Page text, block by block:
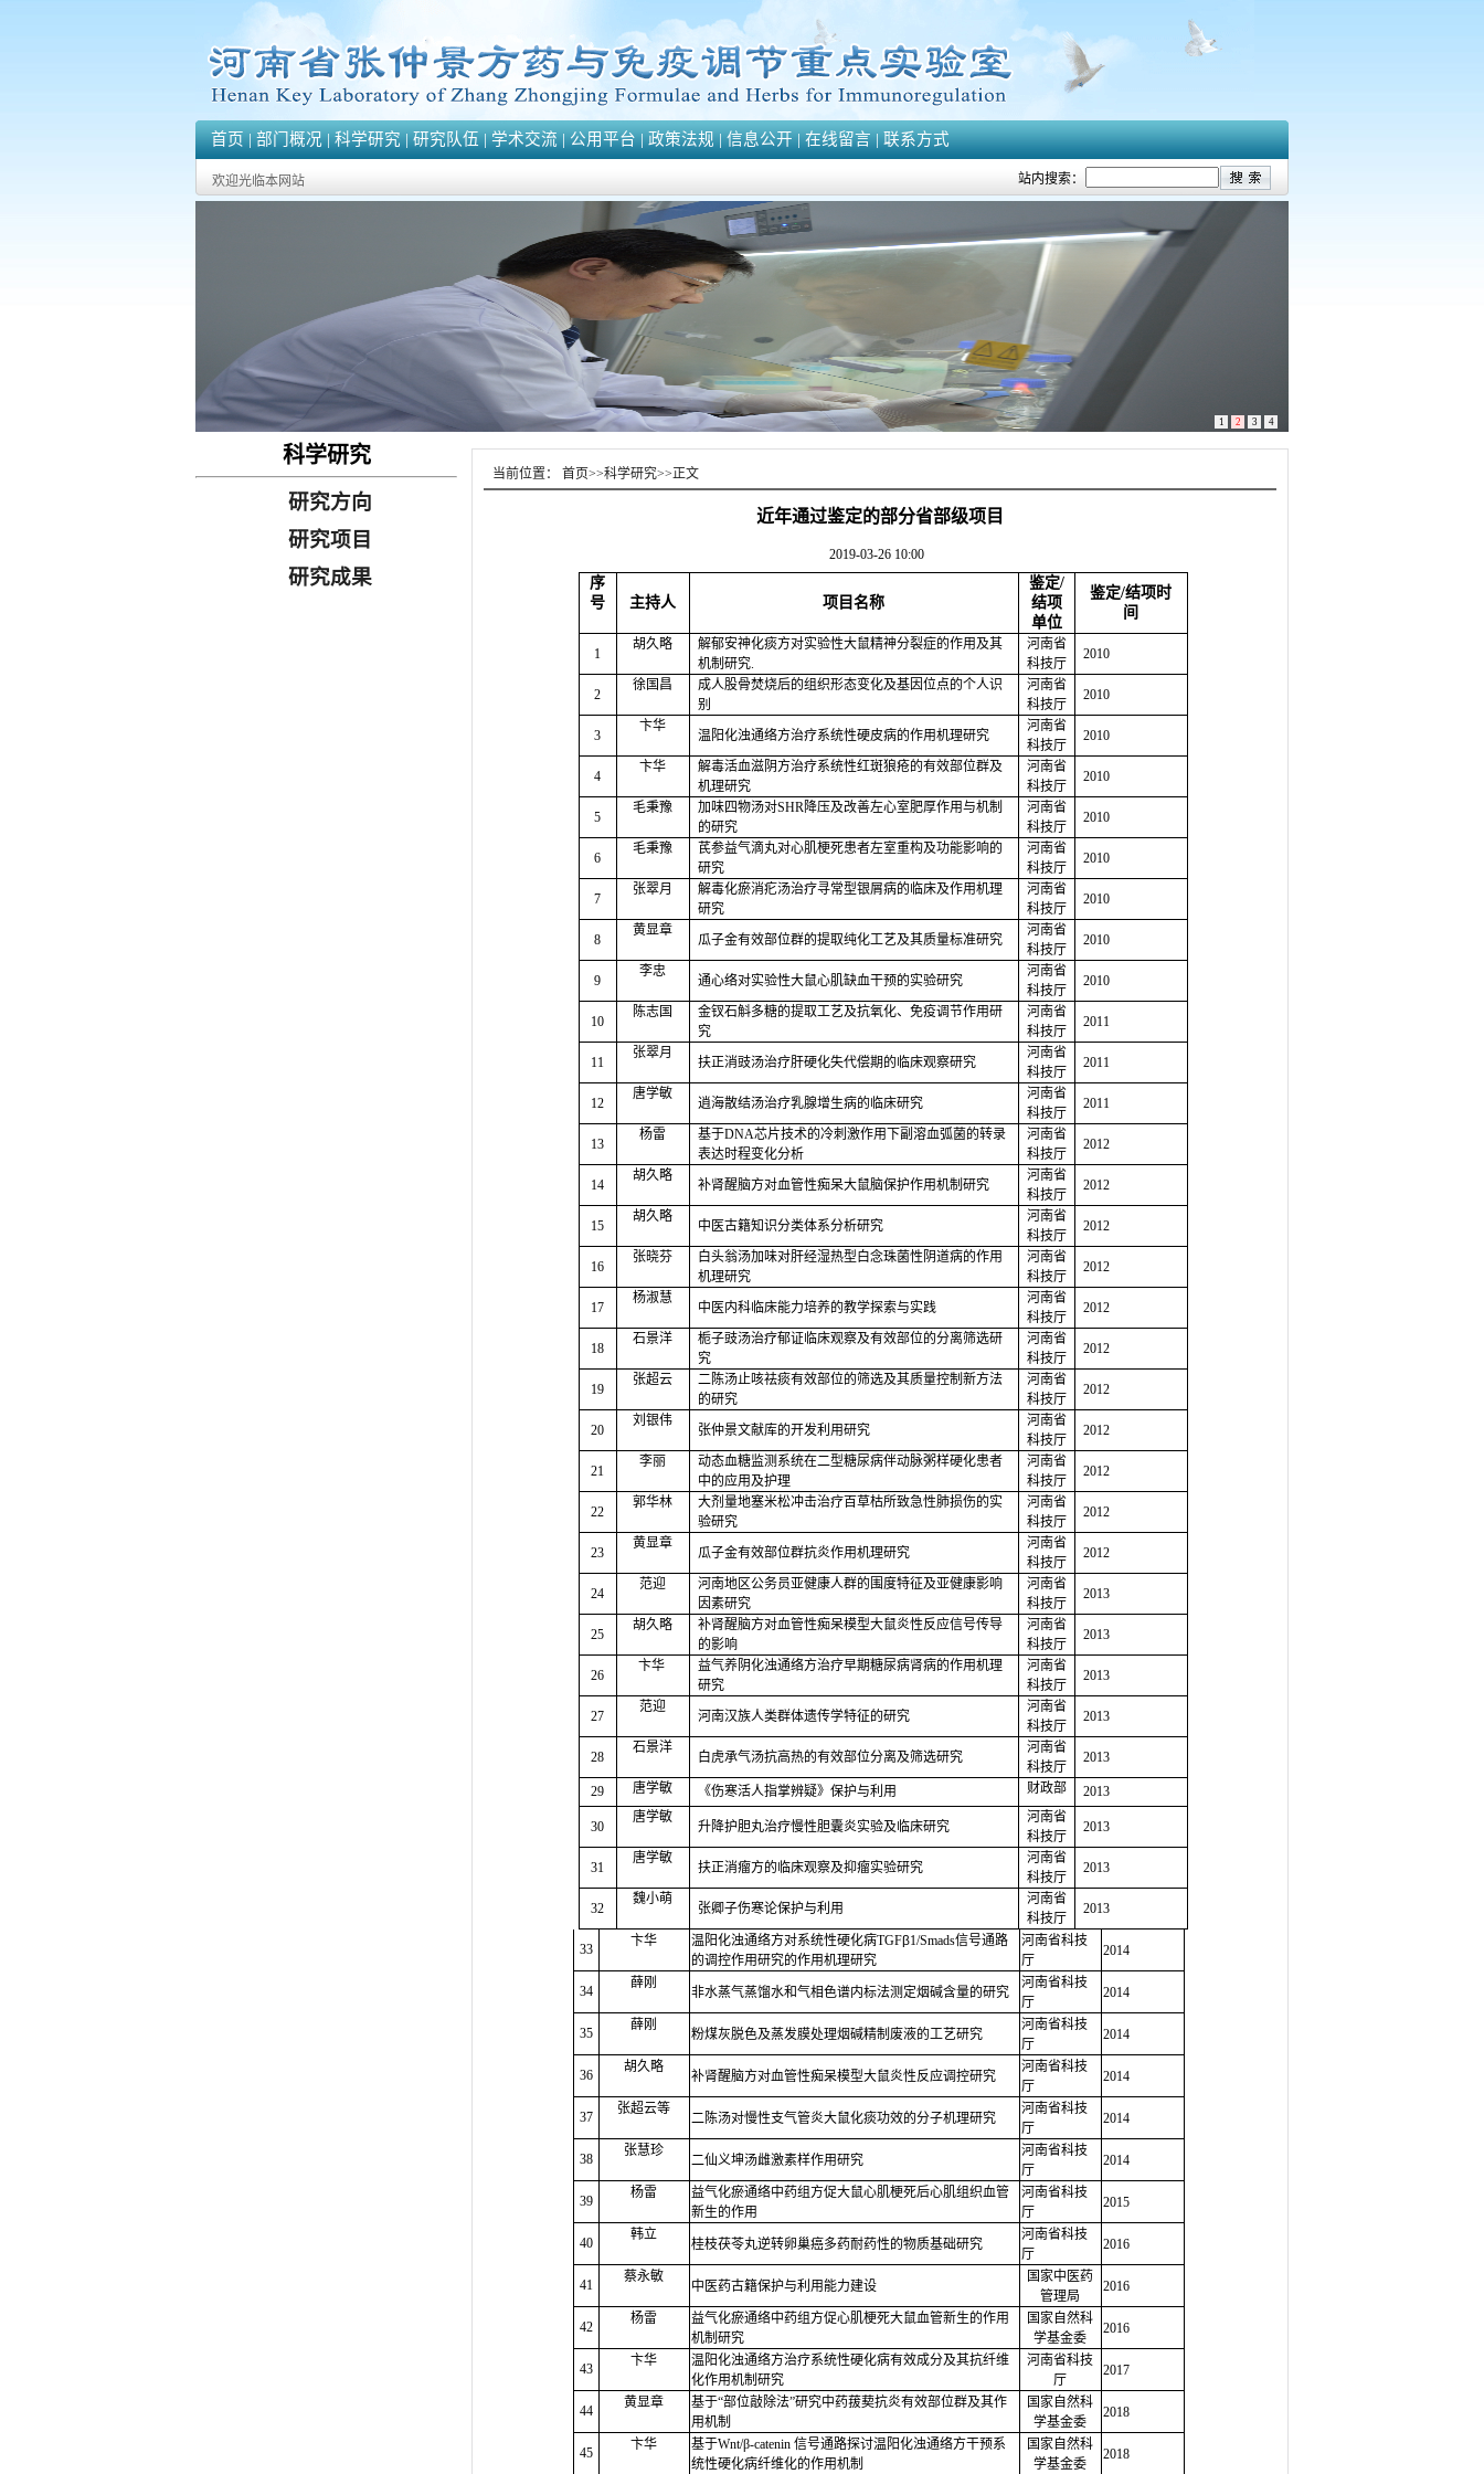
首页|部门概况|科学研究|研究队伍|学术交流|公用平台|政策法规|信息公开|在线留言|联系方式
欢迎光临本网站 站内搜索：
1 2 3 4
科学研究
研究方向
研究项目
研究成果
当前位置： 首页>>科学研究>>正文
近年通过鉴定的部分省部级项目
2019-03-26 10:00
序
号
主持人 项目名称
鉴定/
结项
单位
鉴定/结项时
间
1
胡久略
解郁安神化痰方对实验性大鼠精神分裂症的作用及其
机制研究.
河南省
科技厅
2010
2
徐国昌
成人股骨焚烧后的组织形态变化及基因位点的个人识
别
河南省
科技厅
2010
3
卞华
温阳化浊通络方治疗系统性硬皮病的作用机理研究
河南省
科技厅
2010
4
卞华
解毒活血滋阴方治疗系统性红斑狼疮的有效部位群及
机理研究
河南省
科技厅
2010
5
毛秉豫 加味四物汤对SHR降压及改善左心室肥厚作用与机制
的研究
河南省
科技厅
2010
6
毛秉豫
芪参益气滴丸对心肌梗死患者左室重构及功能影响的
研究
河南省
科技厅
2010
7
张翠月
解毒化瘀消疕汤治疗寻常型银屑病的临床及作用机理
研究
河南省
科技厅
2010
8
黄显章
瓜子金有效部位群的提取纯化工艺及其质量标准研究
河南省
科技厅
2010
9
李忠
通心络对实验性大鼠心肌缺血干预的实验研究
河南省
科技厅
2010
10
陈志国
金钗石斛多糖的提取工艺及抗氧化、免疫调节作用研
究
河南省
科技厅
2011
11
张翠月
扶正消豉汤治疗肝硬化失代偿期的临床观察研究
河南省
科技厅
2011
12
唐学敏
逍海散结汤治疗乳腺增生病的临床研究
河南省
科技厅
2011
13
杨雷 基于DNA芯片技术的冷刺激作用下副溶血弧菌的转录
表达时程变化分析
河南省
科技厅
2012
14
胡久略
补肾醒脑方对血管性痴呆大鼠脑保护作用机制研究
河南省
科技厅
2012
15
胡久略
中医古籍知识分类体系分析研究
河南省
科技厅
2012
16
张晓芬
白头翁汤加味对肝经湿热型白念珠菌性阴道病的作用
机理研究
河南省
科技厅
2012
17
杨淑慧
中医内科临床能力培养的教学探索与实践
河南省
科技厅
2012
18
石景洋
栀子豉汤治疗郁证临床观察及有效部位的分离筛选研
究
河南省
科技厅
2012
19
张超云
二陈汤止咳祛痰有效部位的筛选及其质量控制新方法
的研究
河南省
科技厅
2012
20
刘银伟
张仲景文献库的开发利用研究
河南省
科技厅
2012
21
李丽
动态血糖监测系统在二型糖尿病伴动脉粥样硬化患者
中的应用及护理
河南省
科技厅
2012
22
郭华林
大剂量地塞米松冲击治疗百草枯所致急性肺损伤的实
验研究
河南省
科技厅
2012
23
黄显章
瓜子金有效部位群抗炎作用机理研究
河南省
科技厅
2012
24
范迎
河南地区公务员亚健康人群的围度特征及亚健康影响
因素研究
河南省
科技厅
2013
25
胡久略
补肾醒脑方对血管性痴呆模型大鼠炎性反应信号传导
的影响
河南省
科技厅
2013
26
卞华
益气养阴化浊通络方治疗早期糖尿病肾病的作用机理
研究
河南省
科技厅
2013
27
范迎
河南汉族人类群体遗传学特征的研究
河南省
科技厅
2013
28
石景洋
白虎承气汤抗高热的有效部位分离及筛选研究
河南省
科技厅
2013
29 唐学敏 《伤寒活人指掌辨疑》保护与利用 财政部 2013
30
唐学敏
升降护胆丸治疗慢性胆囊炎实验及临床研究
河南省
科技厅
2013
31
唐学敏
扶正消瘤方的临床观察及抑瘤实验研究
河南省
科技厅
2013
32
魏小萌
张卿子伤寒论保护与利用
河南省
科技厅
2013
33
卞华 温阳化浊通络方对系统性硬化病TGFβ1/Smads信号通路
的调控作用研究的作用机理研究
河南省科技
厅
2014
34
薛刚
非水蒸气蒸馏水和气相色谱内标法测定烟碱含量的研究
河南省科技
厅
2014
35
薛刚
粉煤灰脱色及蒸发膜处理烟碱精制废液的工艺研究
河南省科技
厅
2014
36
胡久略
补肾醒脑方对血管性痴呆模型大鼠炎性反应调控研究
河南省科技
厅
2014
37
张超云等
二陈汤对慢性支气管炎大鼠化痰功效的分子机理研究
河南省科技
厅
2014
38
张慧珍
二仙义坤汤雌激素样作用研究
河南省科技
厅
2014
39
杨雷
益气化瘀通络中药组方促大鼠心肌梗死后心肌组织血管
新生的作用
河南省科技
厅
2015
40
韩立
桂枝茯苓丸逆转卵巢癌多药耐药性的物质基础研究
河南省科技
厅
2016
41
蔡永敏
中医药古籍保护与利用能力建设
国家中医药
管理局
2016
42
杨雷
益气化瘀通络中药组方促心肌梗死大鼠血管新生的作用
机制研究
国家自然科
学基金委
2016
43
卞华
温阳化浊通络方治疗系统性硬化病有效成分及其抗纤维
化作用机制研究
河南省科技
厅
2017
44
黄显章
基于“部位敲除法”研究中药菝葜抗炎有效部位群及其作
用机制
国家自然科
学基金委
2018
45
卞华 基于Wnt/β-catenin 信号通路探讨温阳化浊通络方干预系
统性硬化病纤维化的作用机制
国家自然科
学基金委
2018